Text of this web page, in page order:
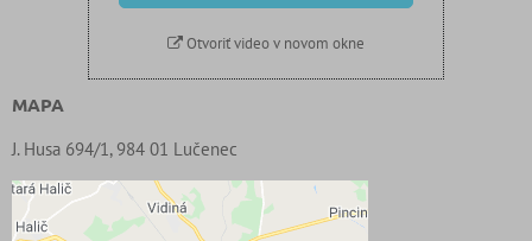
Otvoriť video v novom okne
MAPA
J. Husa 694/1, 984 01 Lučenec